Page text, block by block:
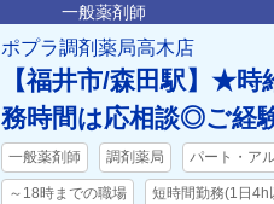
一般薬剤師
ポプラ調剤薬局高木店
【福井市/森田駅】★
務時間は応相談◎ご経
一般薬剤師 調剤薬局 パート・ア
～18時までの職場 短時間勤務(1日4h